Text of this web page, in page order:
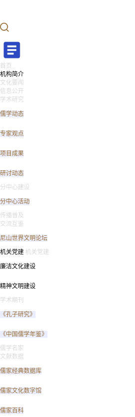
首页
机构简介
文化要闻
信息公开
学术研究
儒学动态
专家观点
项目成果
研讨动态
分中心建设
分中心活动
传播普及
交流互鉴
尼山世界文明论坛
机关党建 机关党建
廉洁文化建设
精神文明建设
学术期刊
《孔子研究》
《中国儒学年鉴》
儒学名家
文献数据
儒家经典数据库
儒家文化数字馆
儒家百科